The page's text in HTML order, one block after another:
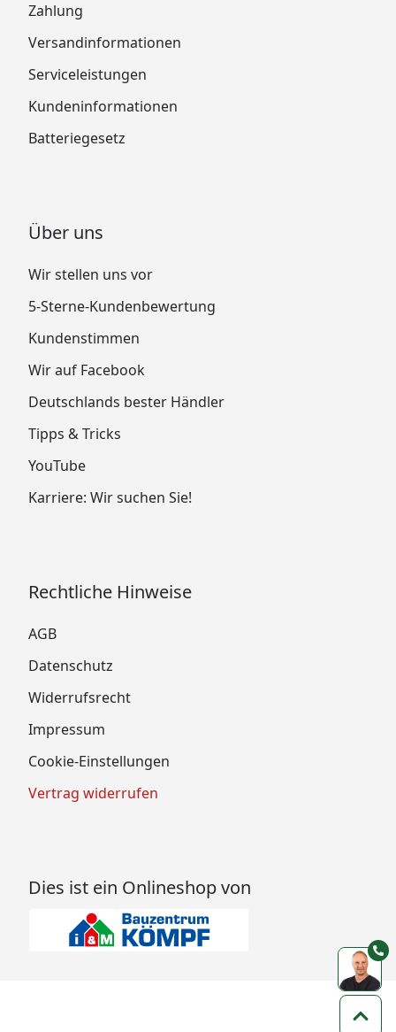
Zahlung
Versandinformationen
Serviceleistungen
Kundeninformationen
Batteriegesetz
Über uns
Wir stellen uns vor
5-Sterne-Kundenbewertung
Kundenstimmen
Wir auf Facebook
Deutschlands bester Händler
Tipps & Tricks
YouTube
Karriere: Wir suchen Sie!
Rechtliche Hinweise
AGB
Datenschutz
Widerrufsrecht
Impressum
Cookie-Einstellungen
Vertrag widerrufen
Dies ist ein Onlineshop von